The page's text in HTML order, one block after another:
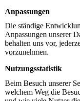
Anpassungen
Die ständige
Anpassungen unserer
behalten uns vor,
vorzunehmen.
Nutzungsstatistik
Beim Besuch unserer
welchem Weg die